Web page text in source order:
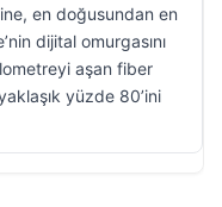
en doğusundan en
dijital omurgasını
aşan fiber
yüzde 80’ini